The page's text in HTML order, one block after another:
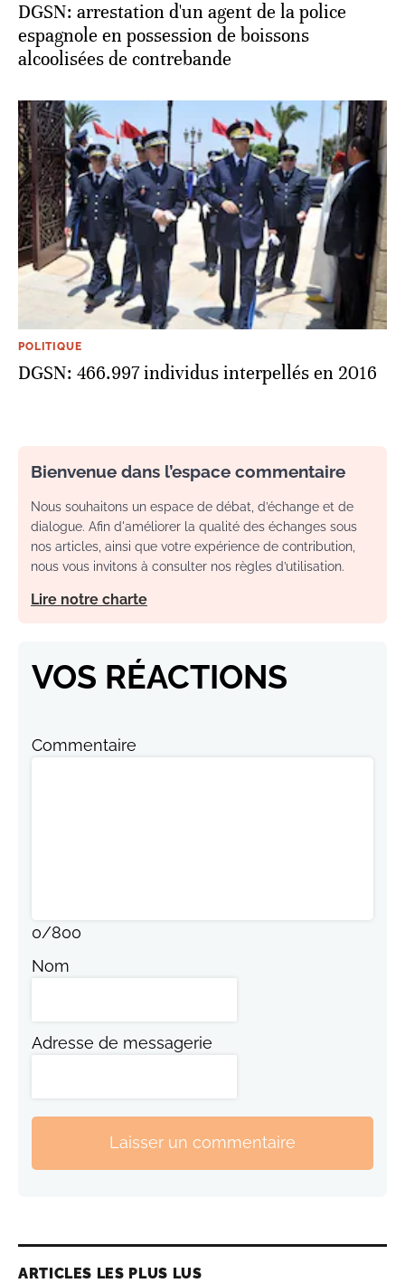
DGSN: arrestation d'un agent de la police
espagnole en possession de boissons
alcoolisées de contrebande
POLITIQUE
DGSN: 466.997 individus interpellés en 2016
Bienvenue dans l’espace commentaire
Nous souhaitons un espace de débat, d’échange et de
dialogue. Afin d'améliorer la qualité des échanges sous
nos articles, ainsi que votre expérience de contribution,
nous vous invitons à consulter nos règles d’utilisation.
Lire notre charte
VOS RÉACTIONS
Commentaire
0/800
Nom
Adresse de messagerie
Laisser un commentaire
ARTICLES LES PLUS LUS